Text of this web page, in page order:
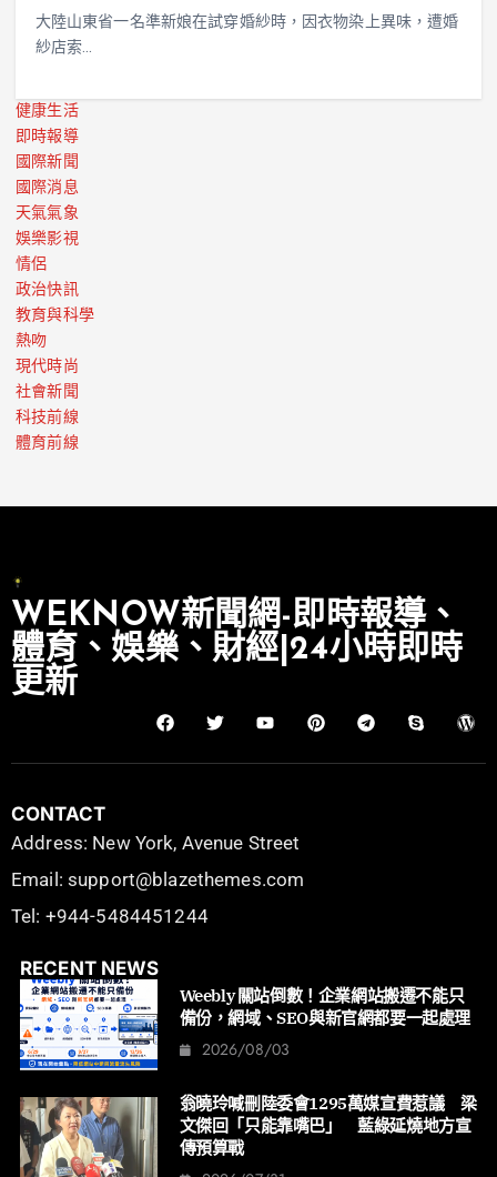
大陸山東省一名準新娘在試穿婚紗時，因衣物染上異味，遭婚
紗店索…
健康生活
即時報導
國際新聞
國際消息
天氣氣象
娛樂影視
情侶
政治快訊
教育與科學
熱吻
現代時尚
社會新聞
科技前線
體育前線
WEKNOW新聞網-即時報導、
體育、娛樂、財經|24小時即時
更新
CONTACT
Address: New York, Avenue Street
Email: support@blazethemes.com
Tel: +944-5484451244
RECENT NEWS
Weebly 關站倒數！企業網站搬遷不能只
備份，網域、SEO與新官網都要一起處理
2026/08/03
翁曉玲喊刪陸委會1295萬媒宣費惹議 梁
文傑回「只能靠嘴巴」 藍綠延燒地方宣
傳預算戰